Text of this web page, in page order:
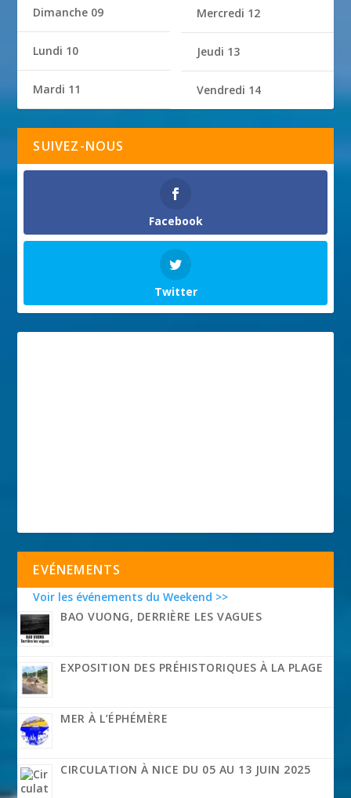
Dimanche 09
Lundi 10
Mardi 11
Mercredi 12
Jeudi 13
Vendredi 14
SUIVEZ-NOUS
Facebook
Twitter
EVÉNEMENTS
Voir les événements du Weekend >>
BAO VUONG, DERRIÈRE LES VAGUES
EXPOSITION DES PRÉHISTORIQUES À LA PLAGE
MER À L’ÉPHÉMÈRE
CIRCULATION À NICE DU 05 AU 13 JUIN 2025